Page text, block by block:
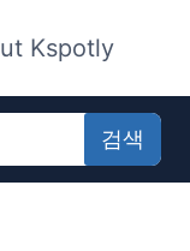
Kspotly
검색